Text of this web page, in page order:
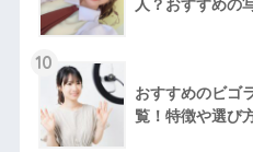
人？おすすめの
10
おすすめのビゴ
覧！特徴や選び